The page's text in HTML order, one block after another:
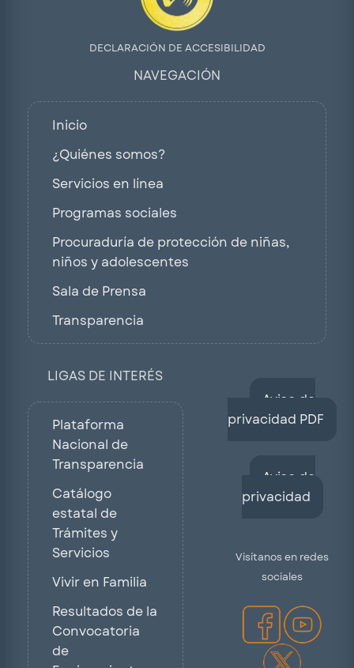
DECLARACIÓN DE ACCESIBILIDAD
NAVEGACIÓN
Inicio
¿Quiénes somos?
Servicios en línea
Programas sociales
Procuraduría de protección de niñas,
niños y adolescentes
Sala de Prensa
Transparencia
LIGAS DE INTERÉS
Plataforma
Nacional de
Transparencia
Catálogo
estatal de
Trámites y
Servicios
Vivir en Familia
Resultados de la
Convocatoria
de
Aviso de
privacidad PDF
Aviso de
privacidad
Visítanos en redes
sociales